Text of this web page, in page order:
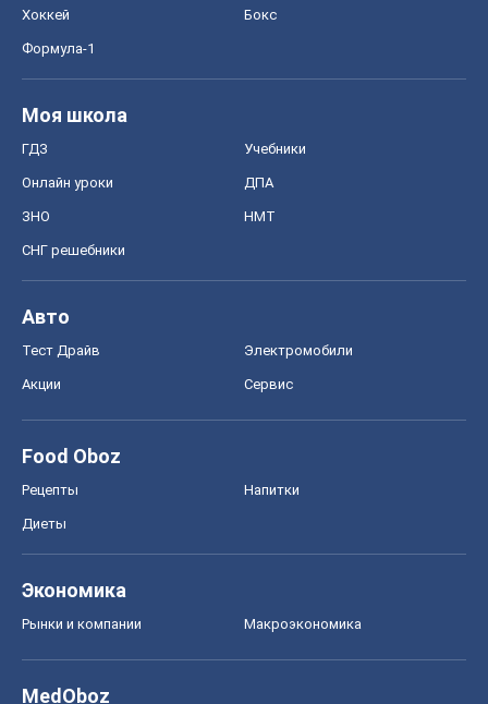
Хоккей Бокс
Формула-1
Моя школа
ГДЗ Учебники
Онлайн уроки ДПА
ЗНО НМТ
СНГ решебники
Авто
Тест Драйв Электромобили
Акции Сервис
Food Oboz
Рецепты Напитки
Диеты
Экономика
Рынки и компании Mакроэкономика
MedOboz